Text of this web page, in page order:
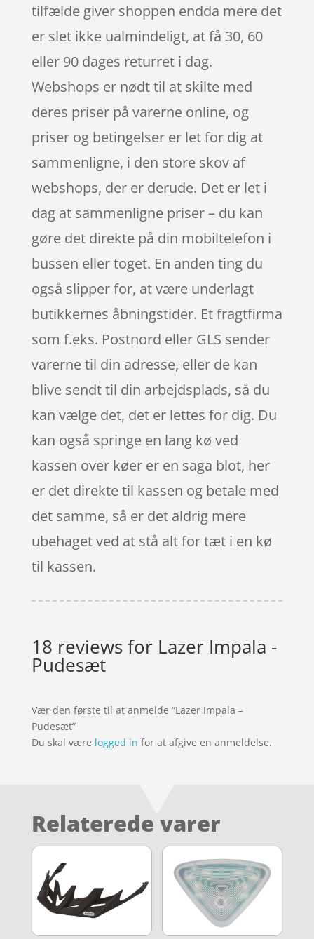
tilfælde giver shoppen endda mere det
er slet ikke ualmindeligt, at få 30, 60
eller 90 dages returret i dag.
Webshops er nødt til at skilte med
deres priser på varerne online, og
priser og betingelser er let for dig at
sammenligne, i den store skov af
webshops, der er derude. Det er let i
dag at sammenligne priser – du kan
gøre det direkte på din mobiltelefon i
bussen eller toget. En anden ting du
også slipper for, at være underlagt
butikkernes åbningstider. Et fragtfirma
som f.eks. Postnord eller GLS sender
varerne til din adresse, eller de kan
blive sendt til din arbejdsplads, så du
kan vælge det, det er lettes for dig. Du
kan også springe en lang kø ved
kassen over køer er en saga blot, her
er det direkte til kassen og betale med
det samme, så er det aldrig mere
ubehaget ved at stå alt for tæt i en kø
til kassen.
18 reviews for Lazer Impala -
Pudesæt
Vær den første til at anmelde “Lazer Impala –
Pudesæt”
Du skal være logged in for at afgive en anmeldelse.
Relaterede varer